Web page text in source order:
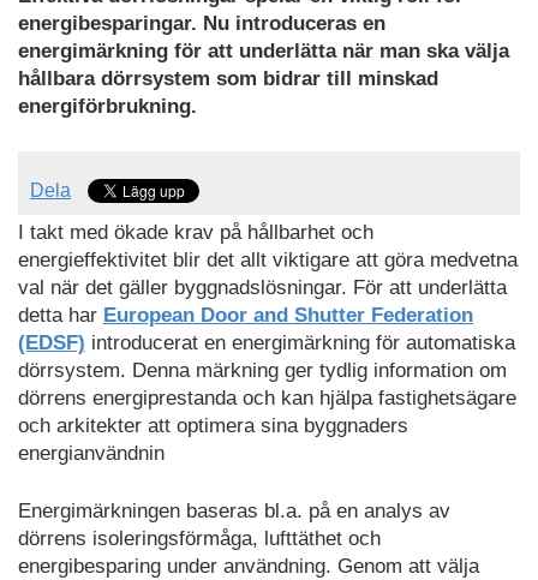
ned
som
PDF
energibesparingar. Nu introduceras en
energimärkning för att underlätta när man ska välja
hållbara dörrsystem som bidrar till minskad
energiförbrukning.
Dela
I takt med ökade krav på hållbarhet och
energieffektivitet blir det allt viktigare att göra medvetna
val när det gäller byggnadslösningar. För att underlätta
detta har European Door and Shutter Federation
(EDSF) introducerat en energimärkning för automatiska
dörrsystem. Denna märkning ger tydlig information om
dörrens energiprestanda och kan hjälpa fastighetsägare
och arkitekter att optimera sina byggnaders
energianvändnin
Energimärkningen baseras bl.a. på en analys av
dörrens isoleringsförmåga, lufttäthet och
energibesparing under användning. Genom att välja